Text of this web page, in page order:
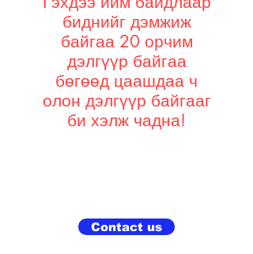
биднийг дэмжиж
байгаа 20 орчим
дэлгүүр байгаа
бөгөөд цаашдаа ч
олон дэлгүүр байгааг
би хэлж чадна!
Contact us